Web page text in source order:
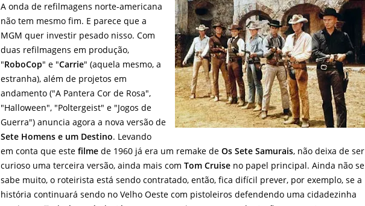
A onda de refilmagens norte-americana
não tem mesmo fim. E parece que a
MGM quer investir pesado nisso. Com
duas refilmagens em produção,
"RoboCop" e "Carrie" (aquela mesmo, a
estranha), além de projetos em
andamento ("A Pantera Cor de Rosa",
"Halloween", "Poltergeist" e "Jogos de
Guerra") anuncia agora a nova versão de
Sete Homens e um Destino. Levando
em conta que estefilme de 1960 já era um remake deOs Sete Samurais, não deixa de ser
curioso uma terceira versão, ainda mais comTom Cruise no papel principal. Ainda não se
sabe muito, o roteirista está sendo contratado, então, fica difícil prever, por exemplo, se a
história continuará sendo no Velho Oeste com pistoleiros defendendo uma cidadezinha